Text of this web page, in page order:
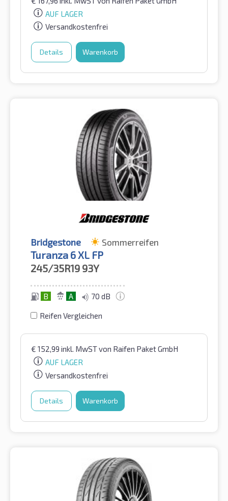
AUF LAGER
Versandkostenfrei
Details Warenkorb
Bridgestone Sommerreifen
Turanza 6 XL FP
245/35R19 93Y
B A 70 dB
Reifen Vergleichen
€ 152,99 inkl. MwSTvon Raifen Paket GmbH
AUF LAGER
Versandkostenfrei
Details Warenkorb